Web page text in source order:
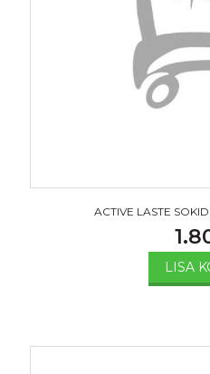
ACTIVE LASTE
LISA